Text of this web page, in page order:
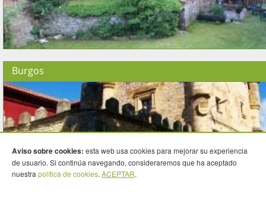
Burgos
Segovia
Aviso sobre cookies: esta web usa cookies para mejorar su experiencia
de usuario. Si continúa navegando, consideraremos que ha aceptado
nuestra política de cookies. ACEPTAR.